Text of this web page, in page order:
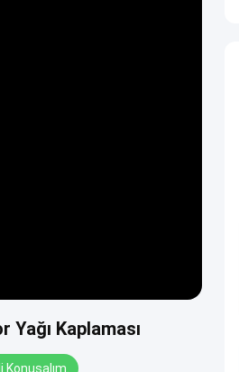
Kaplaması
Konuşalım.